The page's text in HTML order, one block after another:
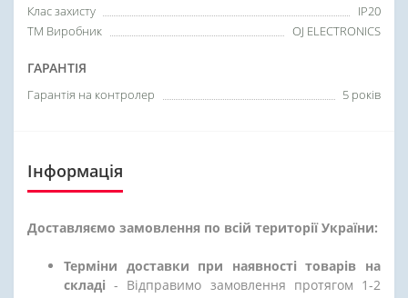
Клас захисту
IP20
ТМ Виробник
OJ ELECTRONICS
ГАРАНТІЯ
Гарантія на контролер 5 років
Інформація
Доставляємо замовлення по всій території України:
Терміни доставки при наявності товарів на
складі - Відправимо замовлення протягом 1-2